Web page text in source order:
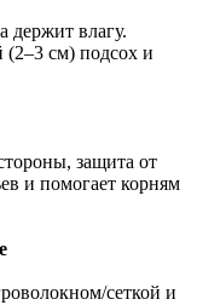
держит влагу.
см) подсох и
защита от
и помогает корням
сеткой и